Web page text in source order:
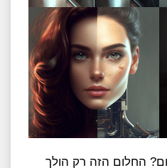
החלום הזה רק הולך